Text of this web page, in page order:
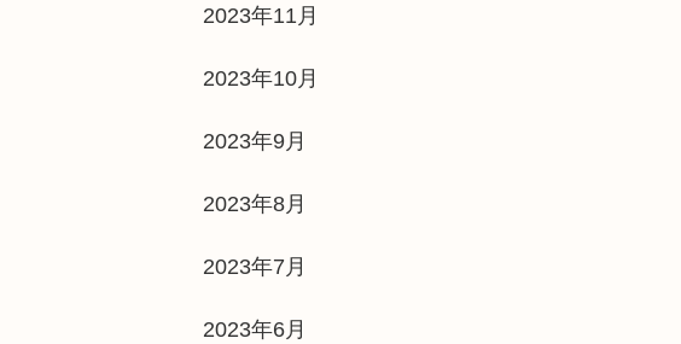
2023年11月
2023年10月
2023年9月
2023年8月
2023年7月
2023年6月